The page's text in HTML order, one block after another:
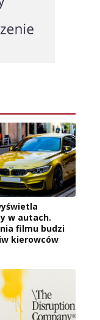
w autach.
filmu budzi
kierowców